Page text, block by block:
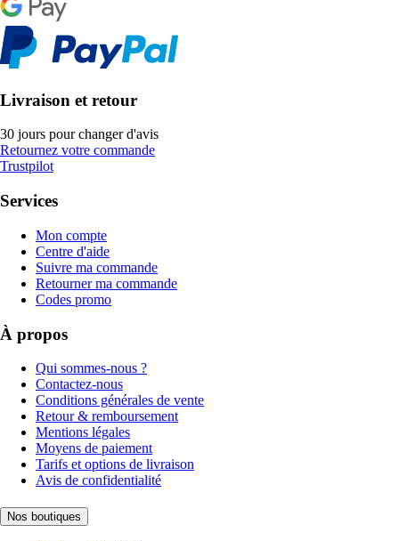
Livraison et retour
30 jours pour changer d'avis
Retournez votre commande
Trustpilot
Services
Mon compte
Centre d'aide
Suivre ma commande
Retourner ma commande
Codes promo
À propos
Qui sommes-nous ?
Contactez-nous
Conditions générales de vente
Retour & remboursement
Mentions légales
Moyens de paiement
Tarifs et options de livraison
Avis de confidentialité
Nos boutiques